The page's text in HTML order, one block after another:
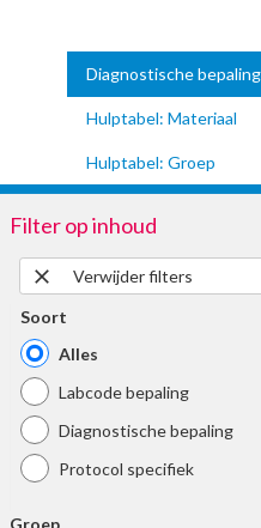
Diagnostische
Hulptabel: Materiaal
Hulptabel: Groep
Filter op inhoud
close
Verwijder filters
Soort
Alles
Labcode bepaling
Diagnostische bepaling
Protocol specifiek
Groep